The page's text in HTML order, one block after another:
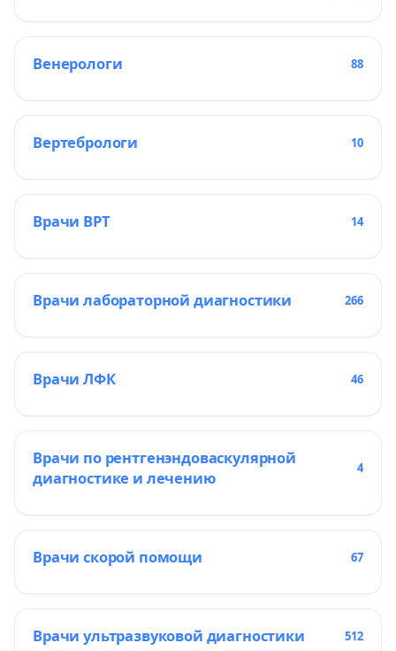
Венерологи 88
Вертебрологи 10
Врачи ВРТ 14
Врачи лабораторной диагностики 266
Врачи ЛФК 46
Врачи по рентгенэндоваскулярной
диагностике и лечению
4
Врачи скорой помощи 67
Врачи ультразвуковой диагностики 512